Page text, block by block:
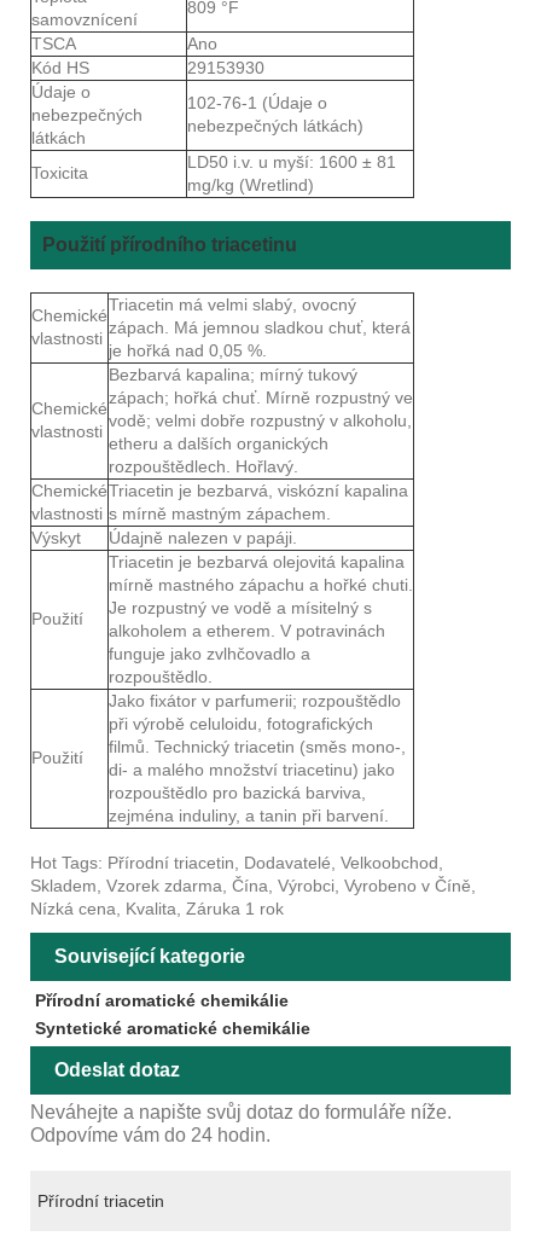
samovznícení
809 °F
TSCA
Ano
Kód HS
29153930
Údaje o
nebezpečných
látkách
102-76-1 (Údaje o
nebezpečných látkách)
Toxicita
LD50 i.v. u myší: 1600 ± 81
mg/kg (Wretlind)
Použití přírodního triacetinu
Chemické
vlastnosti
Triacetin má velmi slabý, ovocný
zápach. Má jemnou sladkou chuť, která
je hořká nad 0,05 %.
Chemické
vlastnosti
Bezbarvá kapalina; mírný tukový
zápach; hořká chuť. Mírně rozpustný ve
vodě; velmi dobře rozpustný v alkoholu,
etheru a dalších organických
rozpouštědlech. Hořlavý.
Chemické
vlastnosti
Triacetin je bezbarvá, viskózní kapalina
s mírně mastným zápachem.
Výskyt
Údajně nalezen v papáji.
Použití
Triacetin je bezbarvá olejovitá kapalina
mírně mastného zápachu a hořké chuti.
Je rozpustný ve vodě a mísitelný s
alkoholem a etherem. V potravinách
funguje jako zvlhčovadlo a
rozpouštědlo.
Použití
Jako fixátor v parfumerii; rozpouštědlo
při výrobě celuloidu, fotografických
filmů. Technický triacetin (směs mono-,
di- a malého množství triacetinu) jako
rozpouštědlo pro bazická barviva,
zejména induliny, a tanin při barvení.
Hot Tags: Přírodní triacetin, Dodavatelé, Velkoobchod,
Skladem, Vzorek zdarma, Čína, Výrobci, Vyrobeno v Číně,
Nízká cena, Kvalita, Záruka 1 rok
Související kategorie
Přírodní aromatické chemikálie
Syntetické aromatické chemikálie
Odeslat dotaz
Neváhejte a napište svůj dotaz do formuláře níže.
Odpovíme vám do 24 hodin.